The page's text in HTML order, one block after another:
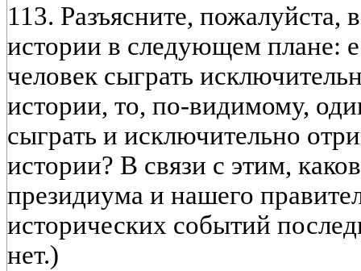
113. Разъясните, пожалуйста,
истории в следующем плане:
человек сыграть
истории, то, по-видимому,
сыграть и исключительно
истории? В связи с этим,
президиума и нашего
исторических событий
нет.)